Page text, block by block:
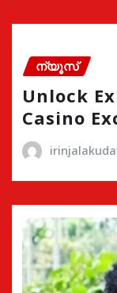
ന്യൂസ്
Unlock
Casino